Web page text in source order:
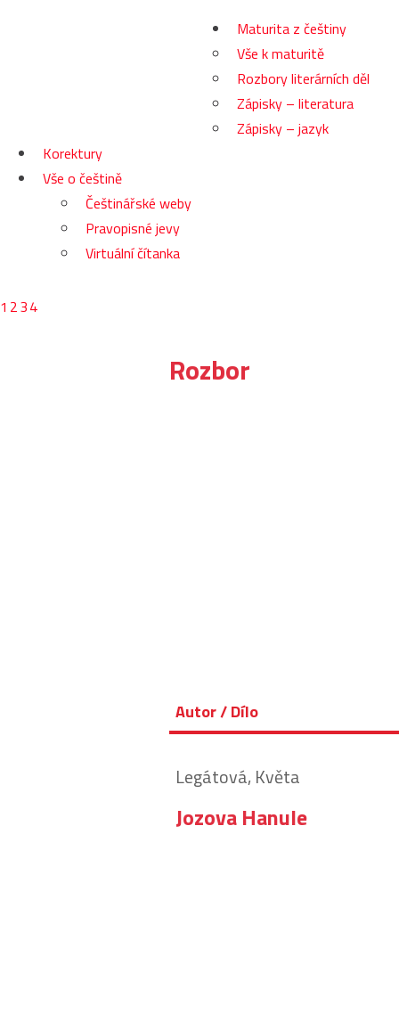
Maturita z češtiny
Vše k maturitě
Rozbory literárních děl
Zápisky – literatura
Zápisky – jazyk
Korektury
Vše o češtině
Češtinářské weby
Pravopisné jevy
Virtuální čítanka
1 234
Rozbor
Autor / Dílo
Legátová, Květa
Jozova Hanule